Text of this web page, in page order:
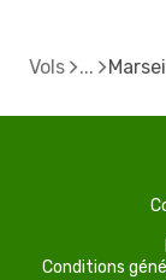
Vols
Conditions